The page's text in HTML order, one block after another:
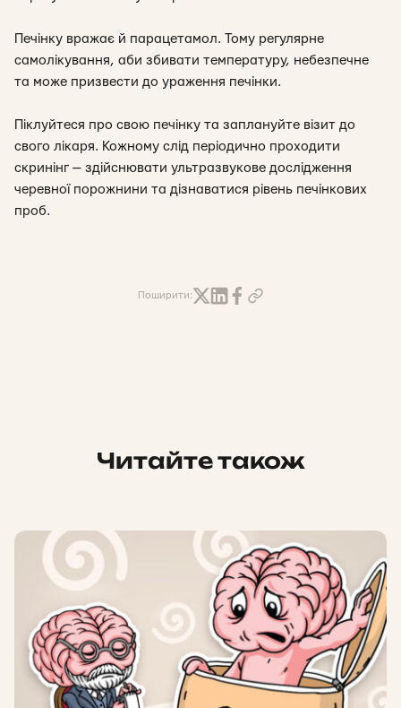
Печінку вражає й парацетамол. Тому регулярне
самолікування, аби збивати температуру, небезпечне
та може призвести до ураження печінки.
Піклуйтеся про свою печінку та заплануйте візит до
свого лікаря. Кожному слід періодично проходити
скринінг — здійснювати ультразвукове дослідження
черевної порожнини та дізнаватися рівень печінкових
проб.
Поширити:
Читайте також